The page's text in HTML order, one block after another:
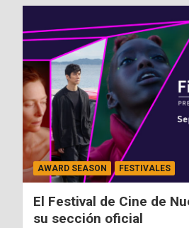
AWARD SEASON FESTIVALES
El Festival de Cine de
su sección oficial